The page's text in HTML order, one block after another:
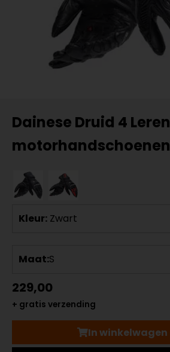
Dainese Druid 4 Leren
motorhandschoenen
Kleur: Zwart
Maat:S
229,00
+ gratis verzending
In winkelwagen